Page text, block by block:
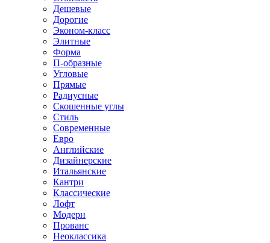
Дешевые
Дорогие
Эконом-класс
Элитные
Форма
П-образные
Угловые
Прямые
Радиусные
Скошенные углы
Стиль
Современные
Евро
Английские
Дизайнерские
Итальянские
Кантри
Классические
Лофт
Модерн
Прованс
Неоклассика